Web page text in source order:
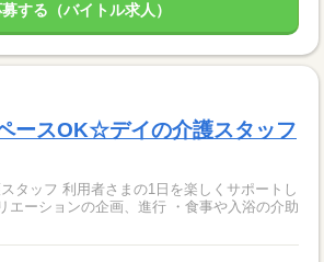
する（バイトル求人）
ースOK☆デイの介護スタッフ
タッフ 利用者さまの1日を楽しくサポートし
エーションの企画、進行 ・食事や入浴の介助